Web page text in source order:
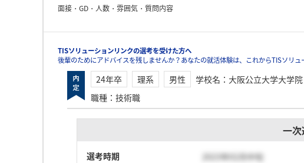
動画で知ろう！業界・企業研究
面接・GD・人数・雰囲気・質問内容
TISソリューションリンクの選考を受けた方へ
後輩のためにアドバイスを残しませんか？あなたの就活体験は、これからTISソリ
24年卒 理系 男性 学校名 ： 大阪公立大学大学院
職種 ： 技術職
一
選考時期
2023年02月中旬